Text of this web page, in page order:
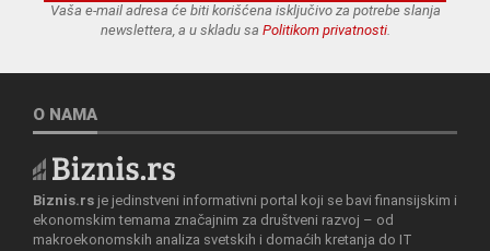
Vaša e-mail adresa će biti korišćena isključivo za potrebe slanja
newslettera, a u skladu sa Politikom privatnosti.
O NAMA
Biznis.rs je jedinstveni informativni portal koji se bavi finansijskim i
ekonomskim temama značajnim za društveni razvoj – od
makroekonomskih analiza svetskih i domaćih kretanja do IT